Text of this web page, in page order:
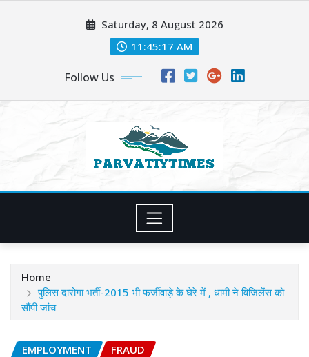
Saturday, 8 August 2026
11:45:19 AM
Follow Us
Home
पुलिस दारोगा भर्ती-2015 भी फर्जीवाड़े के घेरे में , धामी ने विजिलेंस को
सौंपी जांच
EMPLOYMENT FRAUD